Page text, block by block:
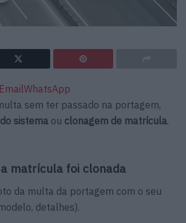
EmailWhatsApp
sem ter passado na portagem,
sistema ou clonagem de matrícula.
matrícula foi clonada
da multa da portagem com o seu
detalhes).